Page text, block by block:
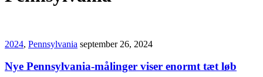
2024, Pennsylvania september 26, 2024
Nye Pennsylvania-målinger viser enormt tæt løb